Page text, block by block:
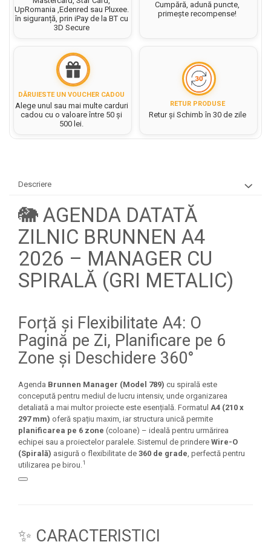
magnet
Pasta modelatoare
Creta scolara
Glob Pamantesc Scolar
Materiale Didactice
Instrumente geometrie pentru
tabla scolara
Sugativa
Banda adeziva
Compas scolar
Pixuri cu radiera
Seturi Creative pentru Copii
Figurine, Ornamente Pasla /Lemn/
Globuri din plastic
Hartie Ambalaj Christmas
idei de Cadouri Craciun
Jucarii Craciun
Lumanari tort, Confetti
Muschi decor
Sclipici/ Lipici cu sclipici/ Paiete
Servetele/ Farfurii/ Pahare/ Paie
Craciun
Seturi creative Christmas
Umbrele
Decoratiuni Moosgummi
Decoratiuni Papier Mache
Idei Creative
UpRomania ,Edenred sau Pluxee.
în siguranță, prin iPay de la BT cu
3D Secure
Cumpără, adună puncte,
primește recompense!
DĂRUIESTE UN VOUCHER CADOU
Alege unul sau mai multe carduri
cadou cu o valoare între 50 și
500 lei.
RETUR PRODUSE
Retur și Schimb în 30 de zile
Descriere
🐘 AGENDA DATATĂ
ZILNIC BRUNNEN A4
2026 – MANAGER CU
SPIRALĂ (GRI METALIC)
Forță și Flexibilitate A4: O
Pagină pe Zi, Planificare pe 6
Zone și Deschidere 360°
Agenda Brunnen Manager (Model 789) cu spirală este
concepută pentru mediul de lucru intensiv, unde organizarea
detaliată a mai multor proiecte este esențială. Formatul A4 (210 x
297 mm) oferă spațiu maxim, iar structura unică permite
planificarea pe 6 zone (coloane) – ideală pentru urmărirea
echipei sau a proiectelor paralele. Sistemul de prindere Wire-O
(Spirală) asigură o flexibilitate de 360 de grade , perfectă pentru
utilizarea pe birou. 1
✨ CARACTERISTICI